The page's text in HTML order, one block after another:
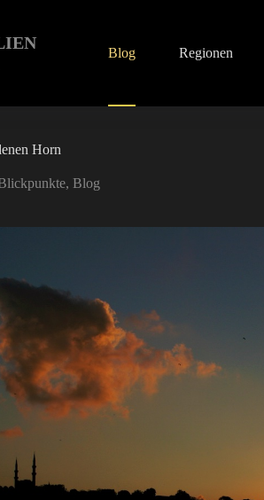
Blog Regionen
Horn
, Blog